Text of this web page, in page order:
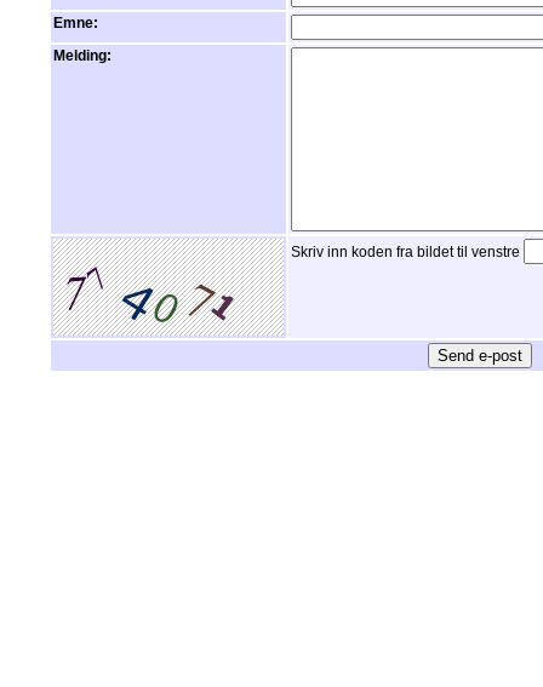
Emne:
Melding:
Skriv inn koden fra bildet til venstre